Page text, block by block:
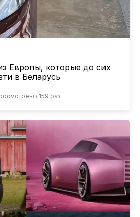
Европы, которые до сих
в Беларусь
159 раз